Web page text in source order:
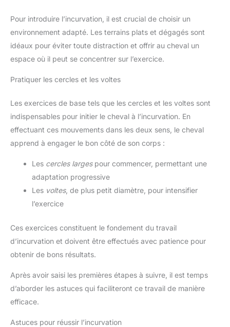
Pour introduire l’incurvation, il est crucial de choisir un
environnement adapté. Les terrains plats et dégagés sont
idéaux pour éviter toute distraction et offrir au cheval un
espace où il peut se concentrer sur l’exercice.
Pratiquer les cercles et les voltes
Les exercices de base tels que les cercles et les voltes sont
indispensables pour initier le cheval à l’incurvation. En
effectuant ces mouvements dans les deux sens, le cheval
apprend à engager le bon côté de son corps :
Les cercles largespour commencer, permettant une
adaptation progressive
Les voltes, de plus petit diamètre, pour intensifier
l’exercice
Ces exercices constituent le fondement du travail
d’incurvation et doivent être effectués avec patience pour
obtenir de bons résultats.
Après avoir saisi les premières étapes à suivre, il est temps
d’aborder les astuces qui faciliteront ce travail de manière
efficace.
Astuces pour réussir l’incurvation